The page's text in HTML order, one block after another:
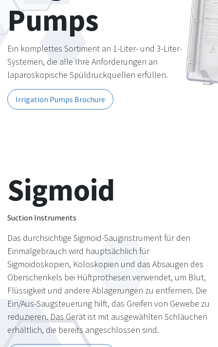
Pumps
Ein komplettes Sortiment an 1-Liter- und 3-Liter-
Systemen, die alle Ihre Anforderungen an
laparoskopische Spüldruckquellen erfüllen.
Irrigation Pumps Brochure
Sigmoid
Suction Instruments
Das durchsichtige Sigmoid-Sauginstrument für den
Einmalgebrauch wird hauptsächlich für
Sigmoidoskopien, Koloskopien und das Absaugen des
Oberschenkels bei Hüftprothesen verwendet, um Blut,
Flüssigkeit und andere Ablagerungen zu entfernen. Die
Ein/Aus-Saugsteuerung hilft, das Greifen von Gewebe zu
reduzieren. Das Gerät ist mit ausgewählten Schläuchen
erhältlich, die bereits angeschlossen sind.